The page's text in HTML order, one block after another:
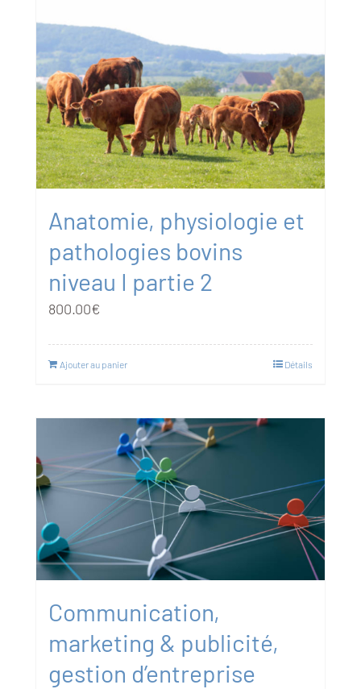
Anatomie, physiologie et
pathologies bovins
niveau I partie 2
800.00€
Ajouter au panier Détails
Communication,
marketing & publicité,
gestion d’entreprise